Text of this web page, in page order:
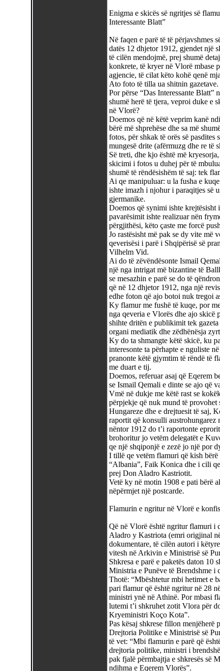
Enigma e skicës së ngritjes së
Interessante Blatt”
Në faqen e parë të të përjavshmes
datës 12 dhjetor 1912, gjendet një
të cilën mendojmë, prej shumë
konkrete, të kryer në Vlorë mbase
agjencie, të cilat këto kohë qenë
Ato foto të tilla ua shitnin gazetave.
Por përse “Das Interessante
shumë herë të tjera, veproi duke e
në Vlorë?
Doemos që në këtë veprim kanë
bërë më shprehëse dhe sa më
fotos, për shkak të orës së
mungesë drite (afërmuzg dhe re të
Së treti, dhe kjo është më
skicimi i fotos u duhej për të
shumë të rëndësishëm të saj: tek
Ai qe manipuluar: u la fusha e
ishte imazh i njohur i paraqitjes së
gjermanike.
Doemos që synimi ishte krejtësisht
pavarësimit ishte realizuar nën
përgjithësi, këto çaste me forcë
Jo rastësisht më pak se dy vite më
qeverisësi i parë i Shqipërisë së
Vilhelm Vid.
Ai do të zëvëndësonte Ismail
një nga intrigat më bizantine të
se mesazhin e parë se do të
që në 12 dhjetor 1912, nga një
edhe foton që ajo botoi nuk tregoi
Ky flamur me fushë të kuqe, por
nga qeveria e Vlorës dhe ajo skicë
shihte dritën e publikimit tek
organi mediatik dhe zëdhënësja
Ky do ta shmangte këtë skicë, ku
interesonte ta përhapte e nguliste
pranonte këtë gjymtim të rëndë të
me duart e tij.
Doemos, referuar asaj që Eqerem
se Ismail Qemali e dinte se ajo që
Vmë në dukje me këtë rast se
përpjekje që nuk mund të provohet
Hungareze dhe e drejtuesit të saj,
raportit që konsulli
nëntor 1912 do t’i raportonte
brohoritur jo vetëm delegatët e
qe një shqiponjë e zezë jo një por
I tillë qe vetëm flamuri që kish
“Albania”, Faik Konica dhe i cili
prej Don Aladro Kastriotit.
Vetë ky në motin 1908 e pati bërë
nëpërmjet një postcarde.
Flamurin e ngritur në Vlorë e
Që në Vlorë është ngritur flamuri i
Aladro y Kastriota (emri origjinal
dokumentare, të cilën autori i
vitesh në Arkivin e Ministrisë së
Shkresa e parë e paketës daton 10
Ministria e Punëve të Brendshme i
Thotë: “Mbështetur mbi hetimet e
pari flamur që është ngritur në 28
ministri ynë në Athinë. Por mbasi
lutemi t’i shkruhet zotit Vlora për
Kryeministri Koço Kota”.
Pas kësaj shkrese fillon menjëherë
Drejtoria Politike e Ministrisë së
të vet: “Mbi flamurin e parë që
drejtoria politike, ministri i
pak fjalë përmbajtja e shkresës së
ndihma e Eqerem Vlorës”.